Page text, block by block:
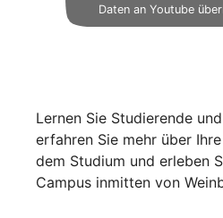
Daten an Youtube
Lernen Sie Studierende
erfahren Sie mehr über
dem Studium und erleben
Campus inmitten von